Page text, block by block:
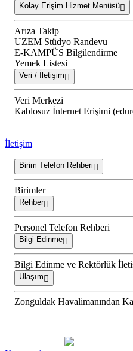
Kolay Erişim Hizmet Menüsü
Arıza Takip
UZEM Stüdyo Randevu
E-KAMPÜS Bilgilendirme
Yemek Listesi
Veri / İletişim
Veri Merkezi
Kablosuz İnternet Erişimi
İletişim
Birim Telefon Rehberi
Birimler
Rehber
Personel Telefon Rehberi
Bilgi Edinme
Bilgi Edinme ve Rektörlük
Ulaşım
Zonguldak Havalimanından